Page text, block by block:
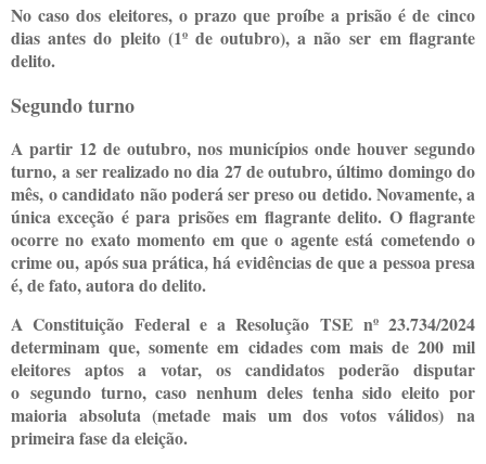
No caso dos eleitores, o prazo que proíbe a prisão é de cinco
dias antes do pleito (1º de outubro), a não ser em flagrante
delito.
Segundo turno
A partir 12 de outubro, nos municípios onde houver segundo
turno, a ser realizado no dia 27 de outubro, último domingo do
mês, o candidato não poderá ser preso ou detido. Novamente, a
única exceção é para prisões em flagrante delito. O flagrante
ocorre no exato momento em que o agente está cometendo o
crime ou, após sua prática, há evidências de que a pessoa presa
é, de fato, autora do delito.
A Constituição Federal e a Resolução TSE nº 23.734/2024
determinam que, somente em cidades com mais de 200 mil
eleitores aptos a votar, os candidatos poderão disputar
o segundo turno, caso nenhum deles tenha sido eleito por
maioria absoluta (metade mais um dos votos válidos) na
primeira fase da eleição.